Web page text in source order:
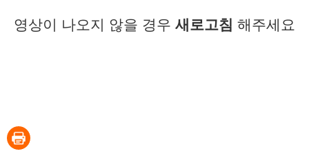
영상이 나오지 않을 경우 새로고침 해주세요